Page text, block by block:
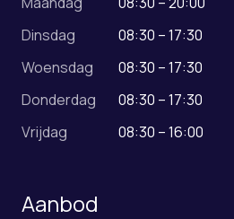
Dinsdag
08:30 – 17:30
Woensdag
08:30 – 17:30
Donderdag
08:30 – 17:30
Vrijdag
08:30 – 16:00
Aanbod